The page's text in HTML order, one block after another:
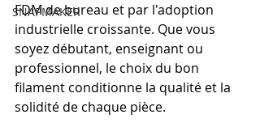
SNAPMAKER
FDM de bureau et par l'adoption
industrielle croissante. Que vous
soyez débutant, enseignant ou
professionnel, le choix du bon
filament conditionne la qualité et la
solidité de chaque pièce.